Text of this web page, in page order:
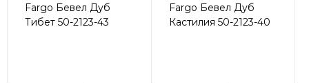
Fargo Бевел Дуб
Тибет 50-2123-43
Fargo Бевел Дуб
Кастилия 50-2123-40